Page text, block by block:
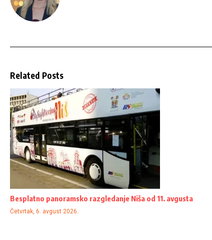
Related Posts
Besplatno panoramsko razgledanje Niša od 11. avgusta
Četvrtak, 6. avgust 2026.